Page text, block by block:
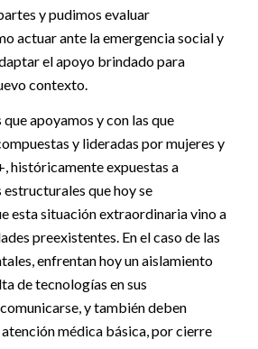
y pudimos evaluar
actuar ante la emergencia social y
el apoyo brindado para
contexto.
apoyamos y con las que
y lideradas por mujeres y
históricamente expuestas a
que hoy se
esta situación extraordinaria vino a
preexistentes. En el caso de las
enfrentan hoy un aislamiento
de tecnologías en sus
y también deben
médica básica, por cierre